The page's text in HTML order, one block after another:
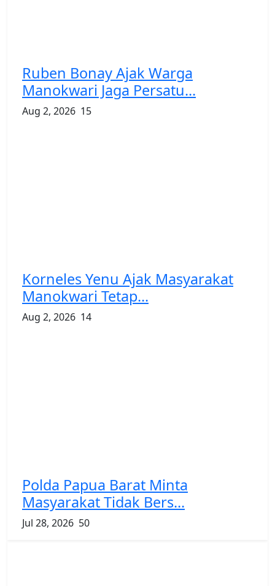
Ruben Bonay Ajak Warga
Manokwari Jaga Persatu...
Aug 2, 2026 15
Korneles Yenu Ajak Masyarakat
Manokwari Tetap...
Aug 2, 2026 14
Polda Papua Barat Minta
Masyarakat Tidak Bers...
Jul 28, 2026 50